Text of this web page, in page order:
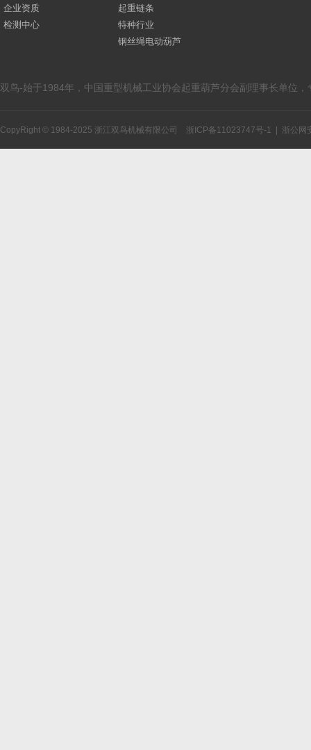
企业资质
检测中心
起重链条
特种行业
钢丝绳电动葫芦
双鸟-始于1984年，中国重型机械工业协会起重葫芦分会副理事长单位
CopyRight © 1984-2025 浙江双鸟机械有限公司 浙ICP备11023747号-1 浙公网